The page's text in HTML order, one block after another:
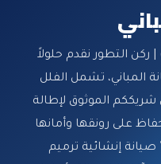
ركن التطور نقدم حلولاً
المباني، تشمل الفلل
شريككم الموثوق لإطالة
على رونقها وأمانها
إنشائية ترميم